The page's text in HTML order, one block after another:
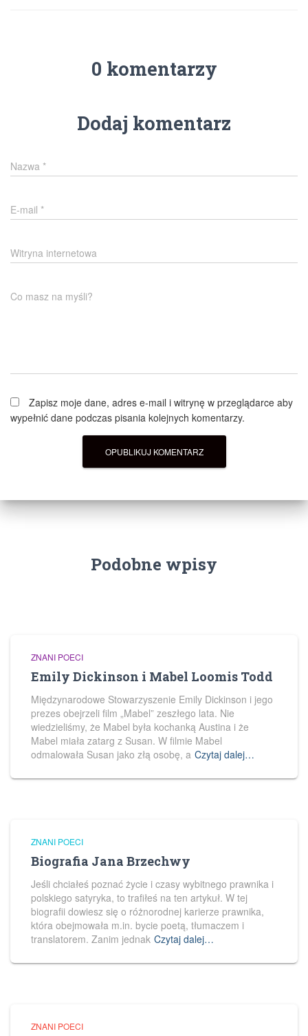
0 komentarzy
Dodaj komentarz
Nazwa *
E-mail *
Witryna internetowa
Co masz na myśli?
Zapisz moje dane, adres e-mail i witrynę w przeglądarce aby
wypełnić dane podczas pisania kolejnych komentarzy.
Podobne wpisy
ZNANI POECI
Emily Dickinson i Mabel Loomis Todd
Międzynarodowe Stowarzyszenie Emily Dickinson i jego
prezes obejrzeli film „Mabel” zeszłego lata. Nie
wiedzieliśmy, że Mabel była kochanką Austina i że
Mabel miała zatarg z Susan. W filmie Mabel
odmalowała Susan jako złą osobę, a Czytaj dalej…
ZNANI POECI
Biografia Jana Brzechwy
Jeśli chciałeś poznać życie i czasy wybitnego prawnika i
polskiego satyryka, to trafiłeś na ten artykuł. W tej
biografii dowiesz się o różnorodnej karierze prawnika,
która obejmowała m.in. bycie poetą, tłumaczem i
translatorem. Zanim jednak Czytaj dalej…
ZNANI POECI